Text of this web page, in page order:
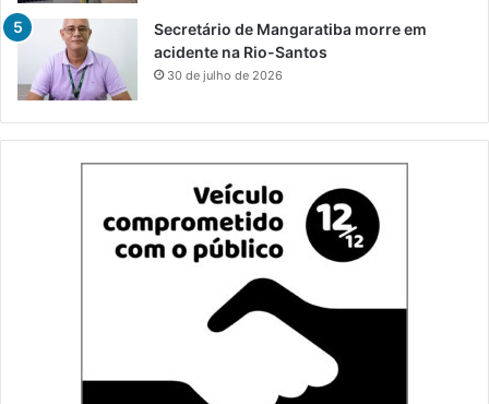
Secretário de Mangaratiba morre em
acidente na Rio-Santos
30 de julho de 2026